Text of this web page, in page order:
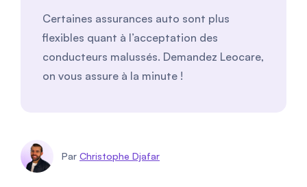
Certaines assurances auto sont plus
flexibles quant à l’acceptation des
conducteurs malussés. Demandez Leocare,
on vous assure à la minute !
Par Christophe Djafar